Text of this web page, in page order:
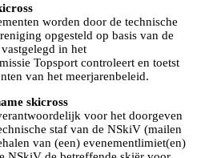
worden door de technische
opgesteld op basis van de
in het
Topsport controleert en toetst
van het meerjarenbeleid.
skicross
voor het doorgeven
staf van de NSkiV (mailen
van (een) evenementlimiet(en)